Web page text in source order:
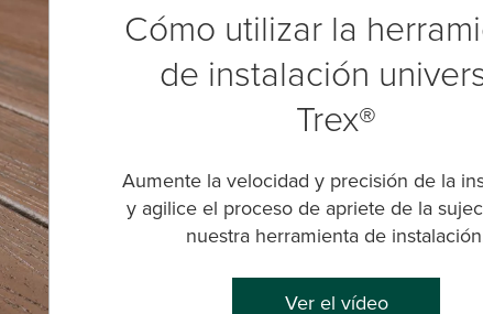
Cómo utilizar la
de instalación
Trex®
Aumente la velocidad y precisión de la
y agilice el proceso de apriete de la
nuestra herramienta de
Ver el vídeo